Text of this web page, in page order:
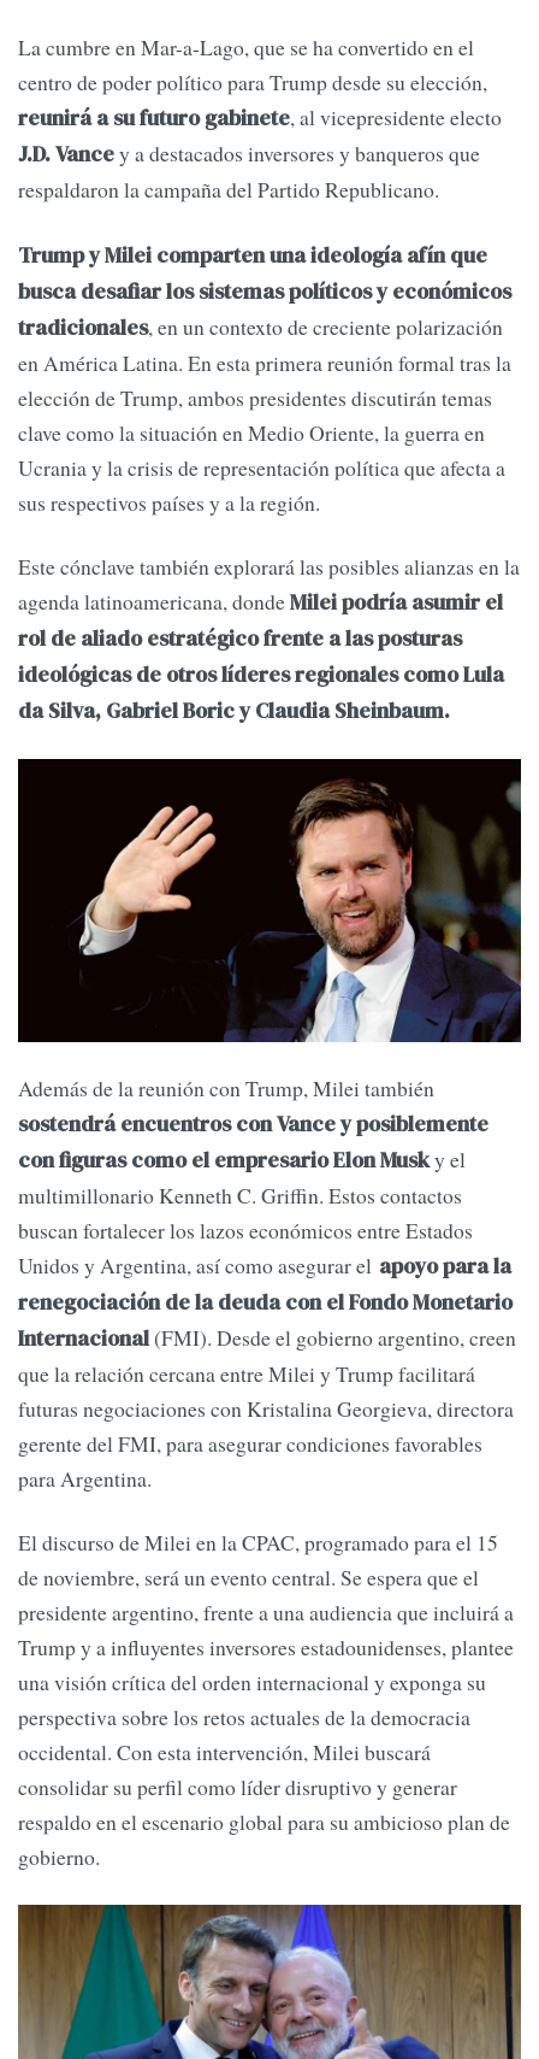
La cumbre en Mar-a-Lago, que se ha convertido en el
centro de poder político para Trump desde su elección,
reunirá a su futuro gabinete, al vicepresidente electo
J.D. Vancey a destacados inversores y banqueros que
respaldaron la campaña del Partido Republicano.
Trump y Milei comparten una ideología afín que
busca desafiar los sistemas políticos y económicos
tradicionales, en un contexto de creciente polarización
en América Latina. En esta primera reunión formal tras la
elección de Trump, ambos presidentes discutirán temas
clave como la situación en Medio Oriente, la guerra en
Ucrania y la crisis de representación política que afecta a
sus respectivos países y a la región.
Este cónclave también explorará las posibles alianzas en la
agenda latinoamericana, dondeMilei podría asumir el
rol de aliado estratégico frente a las posturas
ideológicas de otros líderes regionales como Lula
da Silva, Gabriel Boric y Claudia Sheinbaum.
Además de la reunión con Trump, Milei también
sostendrá encuentros con Vance y posiblemente
con figuras como el empresario Elon Musky el
multimillonario Kenneth C. Griffin. Estos contactos
buscan fortalecer los lazos económicos entre Estados
Unidos y Argentina, así como asegurar el apoyo para la
renegociación de la deuda con el Fondo Monetario
Internacional(FMI). Desde el gobierno argentino, creen
que la relación cercana entre Milei y Trump facilitará
futuras negociaciones con Kristalina Georgieva, directora
gerente del FMI, para asegurar condiciones favorables
para Argentina.
El discurso de Milei en la CPAC, programado para el 15
de noviembre, será un evento central. Se espera que el
presidente argentino, frente a una audiencia que incluirá a
Trump y a influyentes inversores estadounidenses, plantee
una visión crítica del orden internacional y exponga su
perspectiva sobre los retos actuales de la democracia
occidental. Con esta intervención, Milei buscará
consolidar su perfil como líder disruptivo y generar
respaldo en el escenario global para su ambicioso plan de
gobierno.